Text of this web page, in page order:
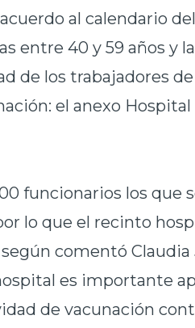
alcalendario
entre 40 y 59 años y
de los trabajadores
el anexo
funcionarios los que
lo que el recinto
comentó Claudia
es importante
de vacunación